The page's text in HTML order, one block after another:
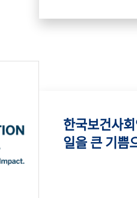
한국보건사
일을 큰 기쁨